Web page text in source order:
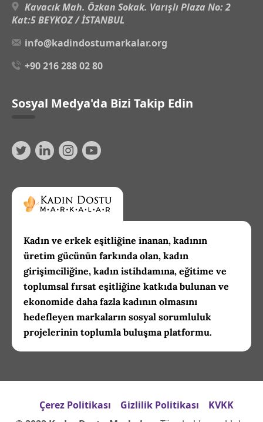
Kavacık Mah. Özkan Sokak. Varışlı Plaza No: 2
Kat:5 BEYKOZ / İSTANBUL
info@kadindostumarkalar.org
+90 216 288 02 80
Sosyal Medya'da Bizi Takip Edin
Kadın ve erkek eşitliğine inanan, kadının
üretim gücünün farkında olan, kadın
girişimciliğine, kadın istihdamına, eğitime ve
toplumsal fırsat eşitliğine katkıda bulunan ve
ekonomide daha fazla kadının olmasını
hedefleyen markaların sosyal sorumluluk
projelerinin toplumla buluşma platformu.
Çerez Politikası Gizlilik Politikası
KVKK